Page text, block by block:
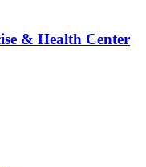
& Health Center